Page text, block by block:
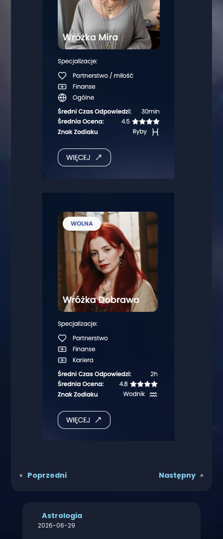
« Poprzedni Następny »
Astrologia
2026-06-29